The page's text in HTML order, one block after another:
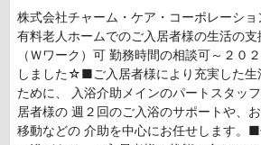
株式会社チャーム・ケア・コーポレーシ
有料老人ホームでのご入居者様の生活の支
（Ｗワーク）可 勤務時間の相談可～２０
しました☆■ご入居者様により充実した生
ために、 入浴介助メインのパートスタッ
居者様の 週２回のご入浴のサポートや、
移動などの 介助を中心にお任せします。